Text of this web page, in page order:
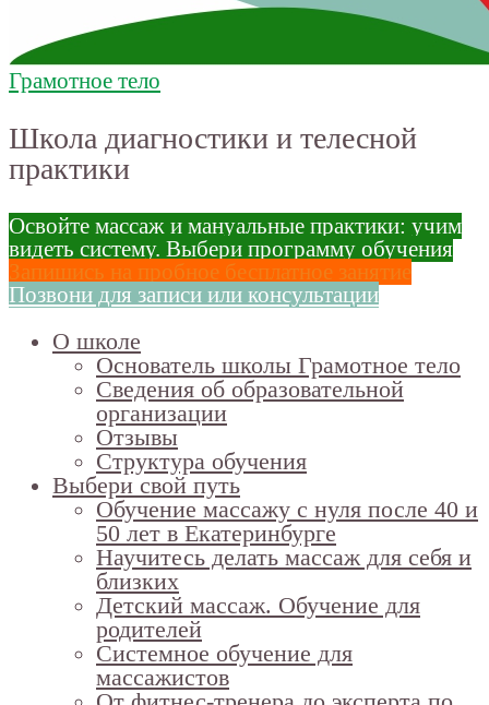
Грамотное тело
Школа диагностики и телесной
практики
Освойте массаж и мануальные практики: учим
видеть систему. Выбери программу обучения
Запишись на пробное бесплатное занятие
Позвони для записи или консультации
О школе
Основатель школы Грамотное тело
Сведения об образовательной
организации
Отзывы
Структура обучения
Выбери свой путь
Обучение массажу с нуля после 40 и
50 лет в Екатеринбурге
Научитесь делать массаж для себя и
близких
Детский массаж. Обучение для
родителей
Системное обучение для
массажистов